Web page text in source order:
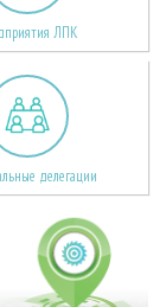
ЛПК
делегации